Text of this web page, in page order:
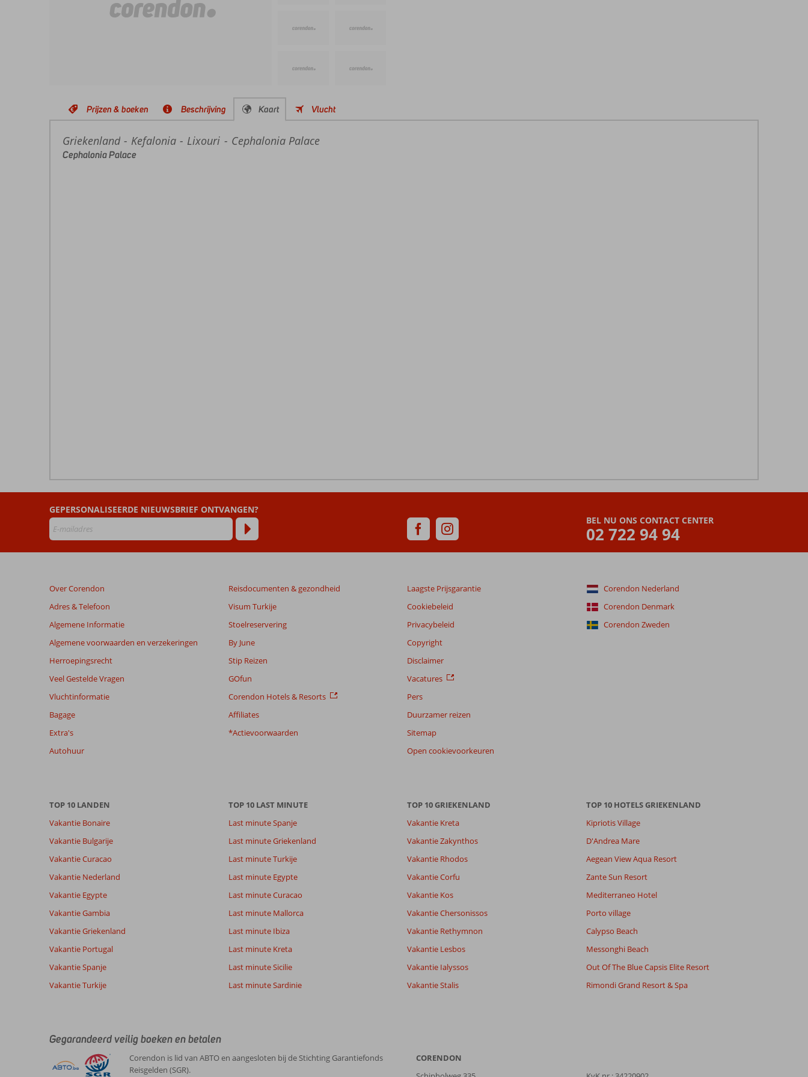
Prijzen & boeken Beschrijving Kaart Vlucht
Home
Griekenland Kefalonia Lixouri Cephalonia Palace
Cephalonia Palace
door
onze
klanten
in
Cephalonia
Beoordelingen
die
zijn
dan
relevantie
de
getoonde
te
garanderen.
info
over
beoordelingen.
BEL NU ONS CONTACT CENTER
02 722 94 94
GEPERSONALISEERDE NIEUWSBRIEF ONTVANGEN?
Over Corendon
Adres & Telefoon
Algemene Informatie
Algemene voorwaarden en verzekeringen
Herroepingsrecht
Veel Gestelde Vragen
Vluchtinformatie
Bagage
Extra's
Autohuur
Reisdocumenten & gezondheid
Visum Turkije
Stoelreservering
By June
Stip Reizen
GOfun
Corendon Hotels & Resorts
Affiliates
*Actievoorwaarden
Laagste Prijsgarantie
Cookiebeleid
Privacybeleid
Copyright
Disclaimer
Vacatures
Pers
Duurzamer reizen
Sitemap
Open cookievoorkeuren
Corendon Nederland
Corendon Denmark
Corendon Zweden
TOP 10 LANDEN
Vakantie Bonaire
Vakantie Bulgarije
Vakantie Curacao
Vakantie Nederland
Vakantie Egypte
Vakantie Gambia
Vakantie Griekenland
Vakantie Portugal
Vakantie Spanje
Vakantie Turkije
TOP 10 LAST MINUTE
Last minute Spanje
Last minute Griekenland
Last minute Turkije
Last minute Egypte
Last minute Curacao
Last minute Mallorca
Last minute Ibiza
Last minute Kreta
Last minute Sicilie
Last minute Sardinie
TOP 10 GRIEKENLAND
Vakantie Kreta
Vakantie Zakynthos
Vakantie Rhodos
Vakantie Corfu
Vakantie Kos
Vakantie Chersonissos
Vakantie Rethymnon
Vakantie Lesbos
Vakantie Ialyssos
Vakantie Stalis
TOP 10 HOTELS GRIEKENLAND
Kipriotis Village
D'Andrea Mare
Aegean View Aqua Resort
Zante Sun Resort
Mediterraneo Hotel
Porto village
Calypso Beach
Messonghi Beach
Out Of The Blue Capsis Elite Resort
Rimondi Grand Resort & Spa
Gegarandeerd veilig boeken en betalen
Corendon is lid van ABTO en aangesloten bij de Stichting Garantiefonds
Reisgelden (SGR).
CORENDON